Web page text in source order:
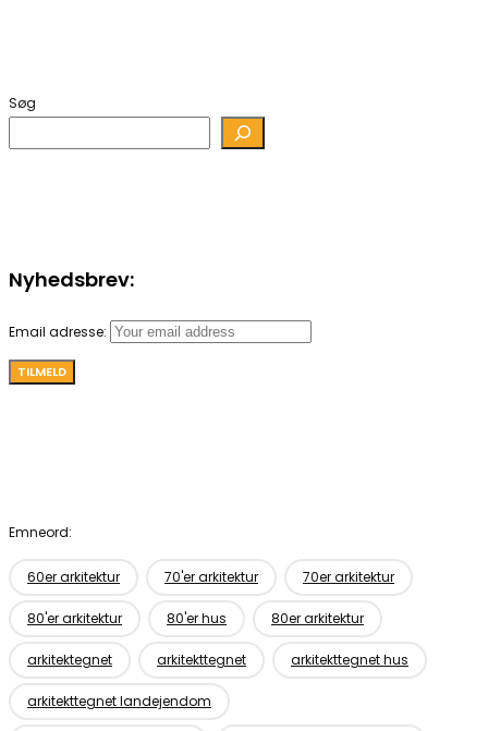
Søg
Nyhedsbrev:
Email adresse:
Emneord:
60er arkitektur 70'er arkitektur 70er arkitektur
80'er arkitektur 80'er hus 80er arkitektur
arkitektegnet arkitekttegnet arkitekttegnet hus
arkitekttegnet landejendom